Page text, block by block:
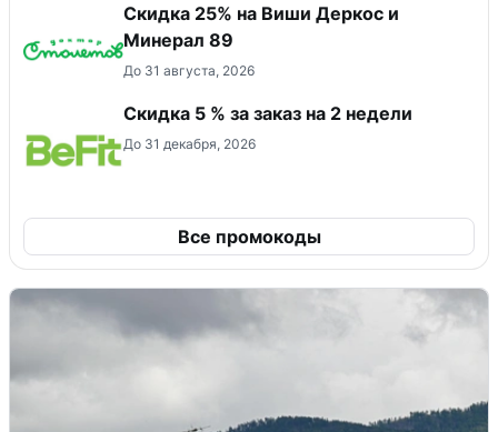
Скидка 25% на Виши Деркос и
Минерал 89
До 31 августа, 2026
Скидка 5 % за заказ на 2 недели
До 31 декабря, 2026
Все промокоды